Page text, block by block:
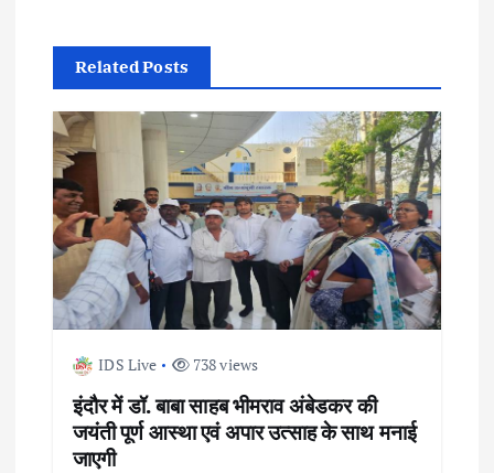
n
a
v
g
a
Related Posts
IDS Live 738 views
इंदौर में डॉ. बाबा साहब भीमराव अंबेडकर की
जयंती पूर्ण आस्था एवं अपार उत्साह के साथ मनाई
जाएगी